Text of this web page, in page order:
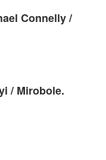
Connelly /
/ Mirobole.